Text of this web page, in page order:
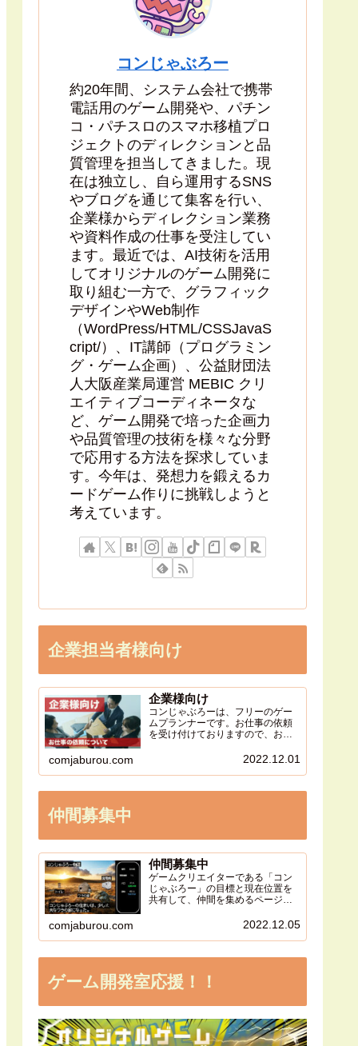
コンじゃぶろー
約20年間、システム会社で携帯
電話用のゲーム開発や、パチン
コ・パチスロのスマホ移植プロ
ジェクトのディレクションと品
質管理を担当してきました。現
在は独立し、自ら運用するSNS
やブログを通じて集客を行い、
企業様からディレクション業務
や資料作成の仕事を受注してい
ます。最近では、AI技術を活用
してオリジナルのゲーム開発に
取り組む一方で、グラフィック
デザインやWeb制作
（WordPress/HTML/CSSJavaS
cript/）、IT講師（プログラミン
グ・ゲーム企画）、公益財団法
人大阪産業局運営 MEBIC クリ
エイティブコーディネータな
ど、ゲーム開発で培った企画力
や品質管理の技術を様々な分野
で応用する方法を探求していま
す。今年は、発想力を鍛えるカ
ードゲーム作りに挑戦しようと
考えています。
企業担当者様向け
企業様向け
コンじゃぶろーは、フリーのゲー
ムプランナーです。お仕事の依頼
を受け付けておりますので、お気
comjaburou.com 2022.12.01
仲間募集中
仲間募集中
ゲームクリエイターである「コン
じゃぶろー」の目標と現在位置を
共有して、仲間を集めるページで
る事で、より大きなクリエイティ
comjaburou.com 2022.12.05
ゲーム開発室応援！！